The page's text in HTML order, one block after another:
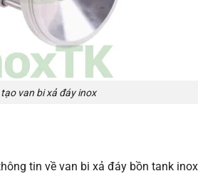
van bi xả đáy inox
tin về van bi xả đáy bồn tank